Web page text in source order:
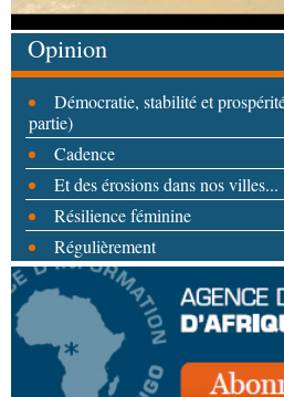
Opinion
Démocratie, stabilité et
partie)
Cadence
Et des érosions dans nos villes...
Résilience féminine
Régulièrement